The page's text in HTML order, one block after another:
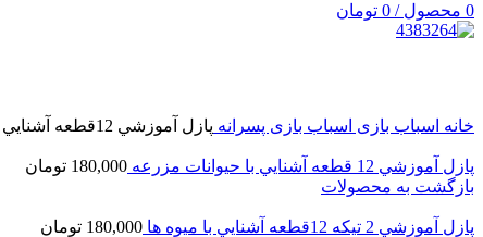
0 محصول /
0 تومان
خانه اسباب بازی اسباب بازی پسرانه پازل آموزشي 12قطعه آشنايي با حيوانات جنگل
پازل آموزشي 12 قطعه آشنايي با حيوانات مزرعه 180,000 تومان
بازگشت به محصولات
پازل آموزشي 2 تيكه 12قطعه آشنايي با ميوه ها 180,000 تومان